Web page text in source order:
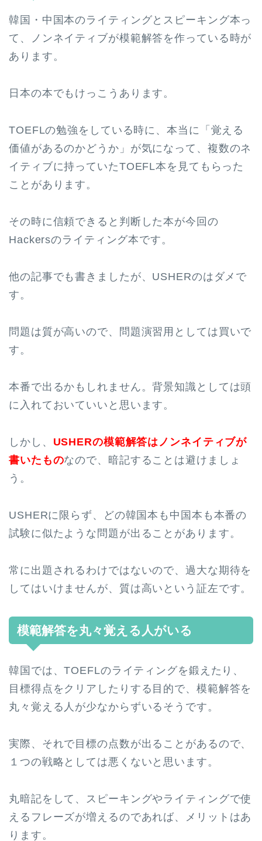
韓国・中国本のライティングとスピーキング本っ
て、ノンネイティブが模範解答を作っている時が
あります。
日本の本でもけっこうあります。
TOEFLの勉強をしている時に、本当に「覚える
価値があるのかどうか」が気になって、複数のネ
イティブに持っていたTOEFL本を見てもらった
ことがあります。
その時に信頼できると判断した本が今回の
Hackersのライティング本です。
他の記事でも書きましたが、USHERのはダメで
す。
問題は質が高いので、問題演習用としては買いで
す。
本番で出るかもしれません。背景知識としては頭
に入れておいていいと思います。
しかし、 USHERの模範解答はノンネイティブが
書いたものなので、暗記することは避けましょ
う。
USHERに限らず、どの韓国本も中国本も本番の
試験に似たような問題が出ることがあります。
常に出題されるわけではないので、過大な期待を
してはいけませんが、質は高いという証左です。
模範解答を丸々覚える人がいる
韓国では、TOEFLのライティングを鍛えたり、
目標得点をクリアしたりする目的で、模範解答を
丸々覚える人が少なからずいるそうです。
実際、それで目標の点数が出ることがあるので、
１つの戦略としては悪くないと思います。
丸暗記をして、スピーキングやライティングで使
えるフレーズが増えるのであれば、メリットはあ
ります。